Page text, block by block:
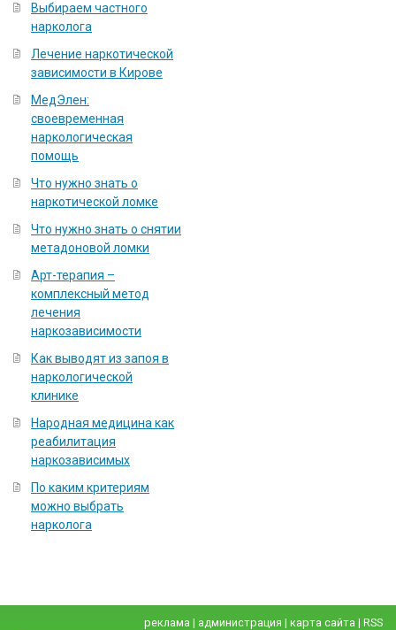
Выбираем частного
нарколога
Лечение наркотической
зависимости в Кирове
МедЭлен:
своевременная
наркологическая
помощь
Что нужно знать о
наркотической ломке
Что нужно знать о снятии
метадоновой ломки
Арт-терапия –
комплексный метод
лечения
наркозависимости
Как выводят из запоя в
наркологической
клинике
Народная медицина как
реабилитация
наркозависимых
По каким критериям
можно выбрать
нарколога
реклама | администрация | карта сайта | RSS